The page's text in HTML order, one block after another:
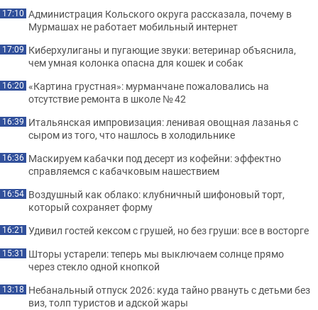
17:10 Администрация Кольского округа рассказала, почему в
Мурмашах не работает мобильный интернет
17:09 Киберхулиганы и пугающие звуки: ветеринар объяснила,
чем умная колонка опасна для кошек и собак
16:20 «Картина грустная»: мурманчане пожаловались на
отсутствие ремонта в школе № 42
16:39 Итальянская импровизация: ленивая овощная лазанья с
сыром из того, что нашлось в холодильнике
16:36 Маскируем кабачки под десерт из кофейни: эффектно
справляемся с кабачковым нашествием
16:54 Воздушный как облако: клубничный шифоновый торт,
который сохраняет форму
16:21 Удивил гостей кексом с грушей, но без груши: все в восторге
15:31 Шторы устарели: теперь мы выключаем солнце прямо
через стекло одной кнопкой
13:18 Небанальный отпуск 2026: куда тайно рвануть с детьми без
виз, толп туристов и адской жары